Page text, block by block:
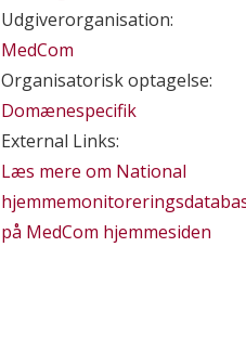
Udgiverorganisation:
MedCom
Organisatorisk optagelse:
Domænespecifik
External Links:
Læs mere om National
på MedCom hjemmesiden